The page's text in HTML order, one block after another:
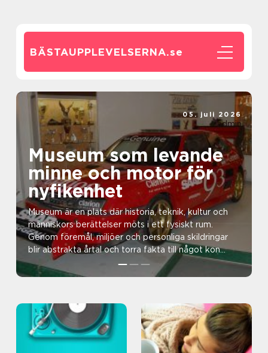
BÄSTAUPPLEVELSERNA.se
Museum som levande
minne och motor för
nyfikenhet
Museum är en plats där historia, teknik, kultur och
människors berättelser möts i ett fysiskt rum.
Genom föremål, miljöer och personliga skildringar
blir abstrakta årtal och torra fakta till något kon...
05. juli 2026
admin